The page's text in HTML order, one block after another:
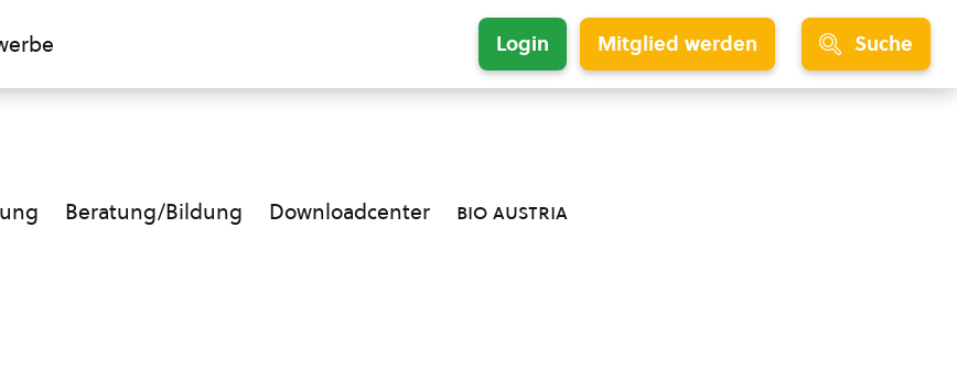
Login Mitglied werden Suche
Beratung/Bildung Downloadcenter bio austria